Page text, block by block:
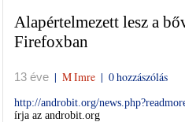
Alapértelmezett lesz a
Firefoxban
13 éve | M Imre | 0 hozzászólás
http://androbit.org/
írja az androbit.org